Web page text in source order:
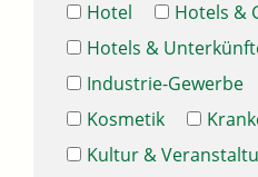
Hotel
Hotels &
Hotels &
Industrie-Gewerbe
Kosmetik
Kultur &